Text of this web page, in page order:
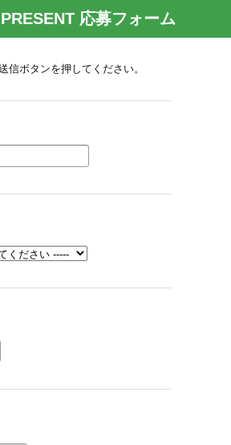
応募フォーム
信ボタンを押してください。